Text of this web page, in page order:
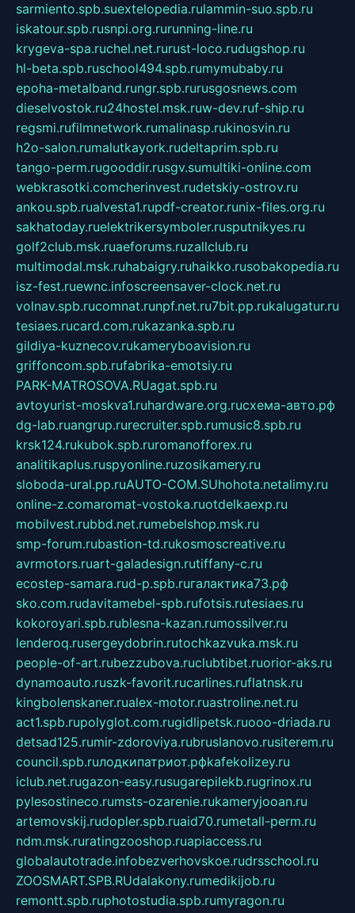
sarmiento.spb.suextelopedia.rulammin-suo.spb.ru
iskatour.spb.rusnpi.org.rurunning-line.ru
krygeva-spa.ruchel.net.rurust-loco.rudugshop.ru
hl-beta.spb.ruschool494.spb.rumymubaby.ru
epoha-metalband.rungr.spb.rurusgosnews.com
dieselvostok.ru24hostel.msk.ruw-dev.ruf-ship.ru
regsmi.rufilmnetwork.rumalinasp.rukinosvin.ru
h2o-salon.rumalutkayork.rudeltaprim.spb.ru
tango-perm.rugooddir.rusgv.sumultiki-online.com
webkrasotki.comcherinvest.rudetskiy-ostrov.ru
ankou.spb.rualvesta1.rupdf-creator.runix-files.org.ru
sakhatoday.ruelektrikersymboler.rusputnikyes.ru
golf2club.msk.ruaeforums.ruzallclub.ru
multimodal.msk.ruhabaigry.ruhaikko.rusobakopedia.ru
isz-fest.ruewnc.infoscreensaver-clock.net.ru
volnav.spb.rucomnat.runpf.net.ru7bit.pp.rukalugatur.ru
tesiaes.rucard.com.rukazanka.spb.ru
gildiya-kuznecov.rukameryboavision.ru
griffoncom.spb.rufabrika-emotsiy.ru
PARK-MATROSOVA.RUagat.spb.ru
avtoyurist-moskva1.ruhardware.org.ruсхема-авто.рф
dg-lab.ruangrup.rurecruiter.spb.rumusic8.spb.ru
krsk124.rukubok.spb.ruromanofforex.ru
analitikaplus.ruspyonline.ruzosikamery.ru
sloboda-ural.pp.ruAUTO-COM.SUhohota.netalimy.ru
online-z.comaromat-vostoka.ruotdelkaexp.ru
mobilvest.rubbd.net.rumebelshop.msk.ru
smp-forum.rubastion-td.rukosmoscreative.ru
avrmotors.ruart-galadesign.rutiffany-c.ru
ecostep-samara.rud-p.spb.ruгалактика73.рф
sko.com.rudavitamebel-spb.rufotsis.rutesiaes.ru
kokoroyari.spb.rublesna-kazan.rumossilver.ru
lenderoq.rusergeydobrin.rutochkazvuka.msk.ru
people-of-art.rubezzubova.ruclubtibet.ruorior-aks.ru
dynamoauto.ruszk-favorit.rucarlines.ruflatnsk.ru
kingbolenskaner.rualex-motor.ruastroline.net.ru
act1.spb.rupolyglot.com.rugidlipetsk.ruooo-driada.ru
detsad125.rumir-zdoroviya.rubruslanovo.rusiterem.ru
council.spb.ruлодкипатриот.рфkafekolizey.ru
iclub.net.rugazon-easy.rusugarepilekb.rugrinox.ru
pylesostineco.rumsts-ozarenie.rukameryjooan.ru
artemovskij.rudopler.spb.ruaid70.rumetall-perm.ru
ndm.msk.ruratingzooshop.ruapiaccess.ru
globalautotrade.infobezverhovskoe.rudrsschool.ru
ZOOSMART.SPB.RUdalakony.rumedikijob.ru
remontt.spb.ruphotostudia.spb.rumyragon.ru